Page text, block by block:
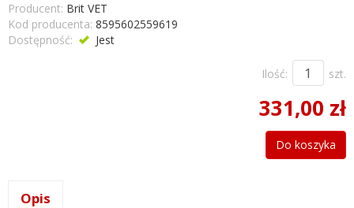
Producent: Brit VET
Kod producenta: 8595602559619
Dostępność:
Jest
Ilość: szt.
331,00 zł
Do koszyka
Opis